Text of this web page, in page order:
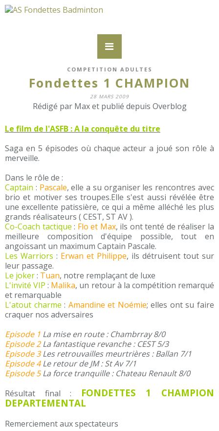
COMPETITION ADULTES
Fondettes 1 CHAMPION
28 MARS 2009
Rédigé par Max et publié depuis Overblog
Le film de l'ASFB : A la conquête du titre
Saga en 5 épisodes où chaque acteur a joué son rôle à
merveille.
Dans le rôle de :
Captain : Pascale, elle a su organiser les rencontres avec
brio et motiver ses troupes.Elle s'est aussi révélée être
une excellente patissière, ce qui a même alléché les plus
grands réalisateurs ( CEST, ST AV ).
Co-Coach tactique : Flo et Max, ils ont tenté de réaliser la
meilleure composition d'équipe possible, tout en
angoissant un maximum Captain Pascale.
Les Warriors : Erwan et Philippe, ils détruisent tout sur
leur passage.
Le joker: Tuan, notre remplaçant de luxe
L'invité VIP : Malika, un retour à la compétition remarqué
et remarquable
L'atout charme : Amandine et Noémie; elles ont su faire
craquer nos adversaires
Episode 1 La mise en route : Chambrray 8/0
Episode 2La fantastique revanche : CEST 5/3
Episode 3Les retrouvailles meurtrières : Ballan 7/1
Episode 4Le retour de JM : St Av 7/1
Episode 5La force tranquille : Chateau Renault 8/0
Résultat final : FONDETTES 1 CHAMPION
DEPARTEMENTAL
Remerciement aux spectateurs